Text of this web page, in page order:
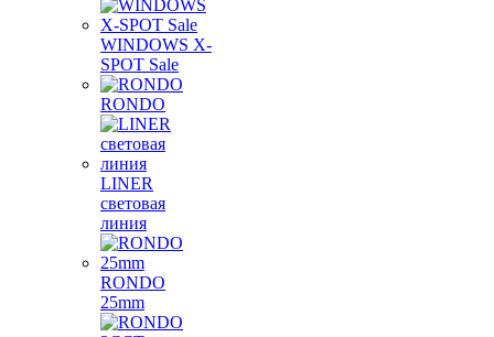
WINDOWS X-
SPOT Sale
RONDO
LINER
световая
линия
RONDO
25mm